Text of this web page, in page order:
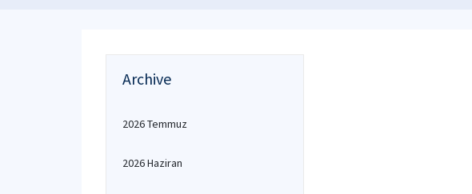
Archive
2026 Temmuz
2026 Haziran